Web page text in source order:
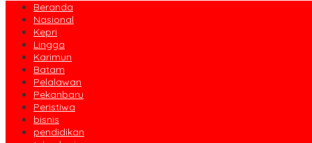
Beranda
Nasional
Kepri
Lingga
Karimun
Batam
Pelalawan
Pekanbaru
Peristiwa
bisnis
pendidikan